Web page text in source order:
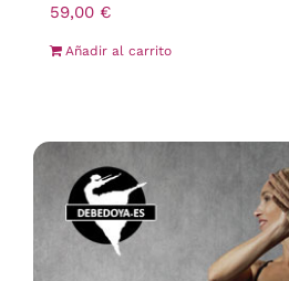
59,00 €
Añadir al carrito